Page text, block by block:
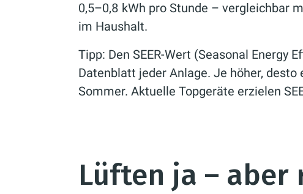
0,5–0,8 kWh pro Stunde – vergleichbar
im Haushalt.
Tipp: Den SEER-Wert (Seasonal Energy
Datenblatt jeder Anlage. Je höher,
Sommer. Aktuelle Topgeräte erzielen
Lüften ja – aber